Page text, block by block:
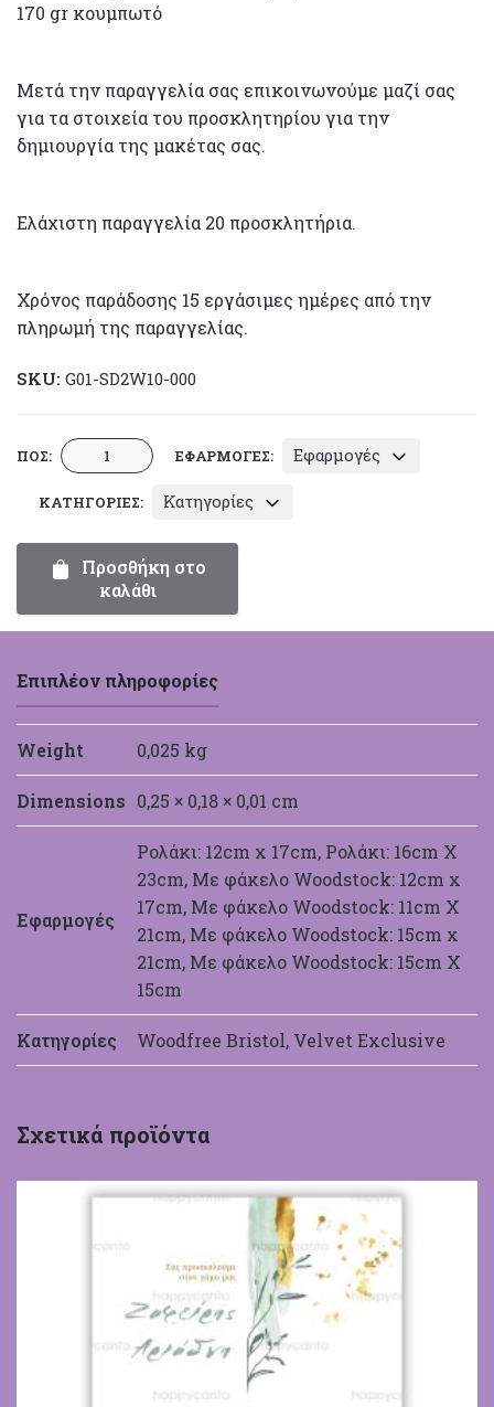
170 gr κουμπωτό
Μετά την παραγγελία σας επικοινωνούμε μαζί σας
για τα στοιχεία του προσκλητηρίου για την
δημιουργία της μακέτας σας.
Ελάχιστη παραγγελία 20 προσκλητήρια.
Χρόνος παράδοσης 15 εργάσιμες ημέρες από την
πληρωμή της παραγγελίας.
SKU: G01-SD2W10-000
ΠΟΣ: Προσκλητήριο
Γάμου
Γραμμικό
SD2W10
ποσότητα
ΕΦΑΡΜΟΓΈΣ: Εφαρμογές
ΚΑΤΗΓΟΡΊΕΣ: Κατηγορίες
Προσθήκη στο
καλάθι
Επιπλέον πληροφορίες
Weight 0,025 kg
Dimensions 0,25 × 0,18 × 0,01 cm
Εφαρμογές
Ρολάκι: 12cm x 17cm, Ρολάκι: 16cm X
23cm, Με φάκελο Woodstock: 12cm x
17cm, Με φάκελο Woodstock: 11cm X
21cm, Με φάκελο Woodstock: 15cm x
21cm, Με φάκελο Woodstock: 15cm X
15cm
Κατηγορίες Woodfree Bristol, Velvet Exclusive
Σχετικά προϊόντα